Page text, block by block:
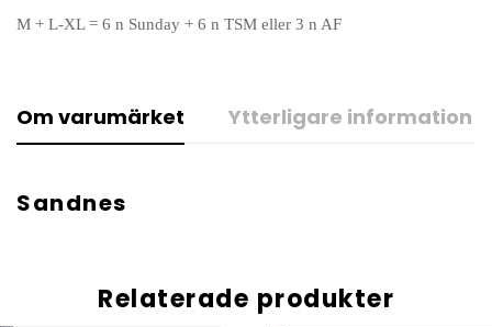
M + L-XL = 6 n Sunday + 6 n TSM eller 3 n AF
Om varumärket Ytterligare information
Sandnes
Relaterade produkter